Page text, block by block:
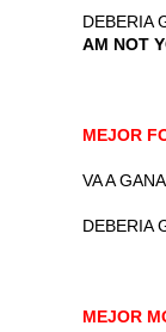
DEBERIA
AM NOT
MEJOR
VA A
DEBERIA
MEJOR